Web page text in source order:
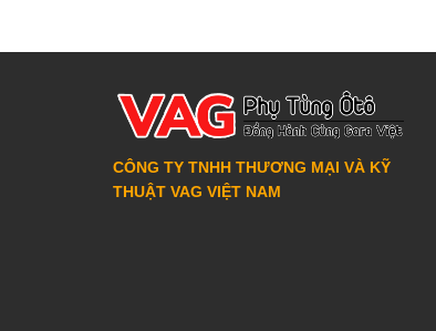
CÔNG TY TNHH THƯƠNG MẠI VÀ KỸ
THUẬT VAG VIỆT NAM